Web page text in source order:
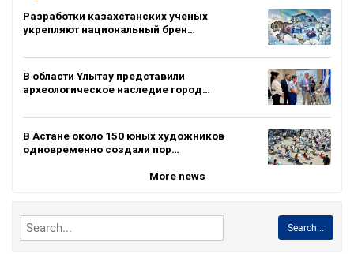
Разработки казахстанских ученых
укрепляют национальный брен…
В области Ұлытау представили
археологическое наследие город…
В Астане около 150 юных художников
одновременно создали пор…
More news
Search...